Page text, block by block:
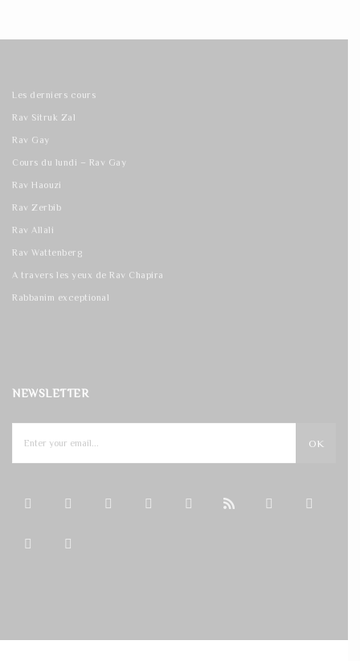
Les derniers cours
Rav Sitruk Zal
Rav Gay
Cours du lundi – Rav Gay
Rav Haouzi
Rav Zerbib
Rav Allali
Rav Wattenberg
A travers les yeux de Rav Chapira
Rabbanim exceptional
NEWSLETTER
OK